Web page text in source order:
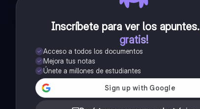
Inscríbete para ver los apuntes.
gratis!
Acceso a todos los documentos
Mejora tus notas
Únete a millones de estudiantes